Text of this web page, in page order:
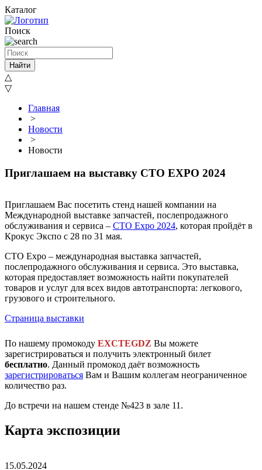
Каталог
Поиск
Найти
△
▽
Главная
>
Новости
>
Новости
Приглашаем на выставку CTO EXPO 2024
Приглашаем Вас посетить стенд нашей компании на
Международной выставке запчастей, послепродажного
обслуживания и сервиса – CTO Expo 2024, которая пройдёт в
Крокус Экспо с 28 по 31 мая.
CTO Expo – международная выставка запчастей,
послепродажного обслуживания и сервиса. Это выставка,
которая предоставляет возможность найти покупателей
товаров и услуг для всех видов автотранспорта: легкового,
грузового и строительного.
Страница выставки
По нашему промокоду EXCTEGDZ Вы можете
зарегистрироваться и получить электронный билет
бесплатно. Данный промокод даёт возможность
зарегистрироваться Вам и Вашим коллегам неограниченное
количество раз.
До встречи на нашем стенде №423 в зале 11.
Карта экспозиции
15.05.2024